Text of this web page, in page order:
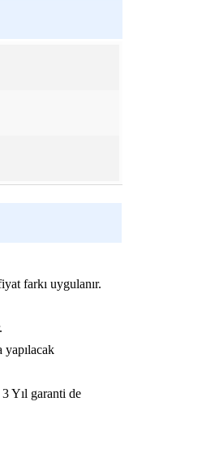
farkı uygulanır.
yapılacak
Yıl garanti de